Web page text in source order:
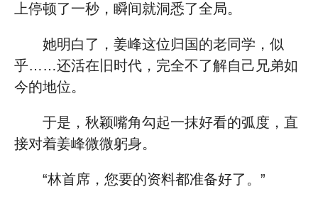
上停顿了一秒，瞬间就洞悉了全局。
她明白了，姜峰这位归国的老同学，似
乎……还活在旧时代，完全不了解自己兄弟如
今的地位。
于是，秋颖嘴角勾起一抹好看的弧度，直
接对着姜峰微微躬身。
“林首席，您要的资料都准备好了。”